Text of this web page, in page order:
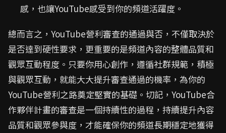
感，也讓YouTube感受到你的頻道活躍度。
總而言之，YouTube營利審查的通過與否，不僅取決於
是否達到硬性要求，更重要的是頻道內容的整體品質和
觀眾互動程度。只要你用心創作，遵循社群規範，積極
與觀眾互動，就能大大提升審查通過的機率，為你的
YouTube營利之路奠定堅實的基礎。切記，YouTube合
作夥伴計畫的審查是一個持續性的過程，持續提升內容
品質和觀眾參與度，才能確保你的頻道長期穩定地獲得